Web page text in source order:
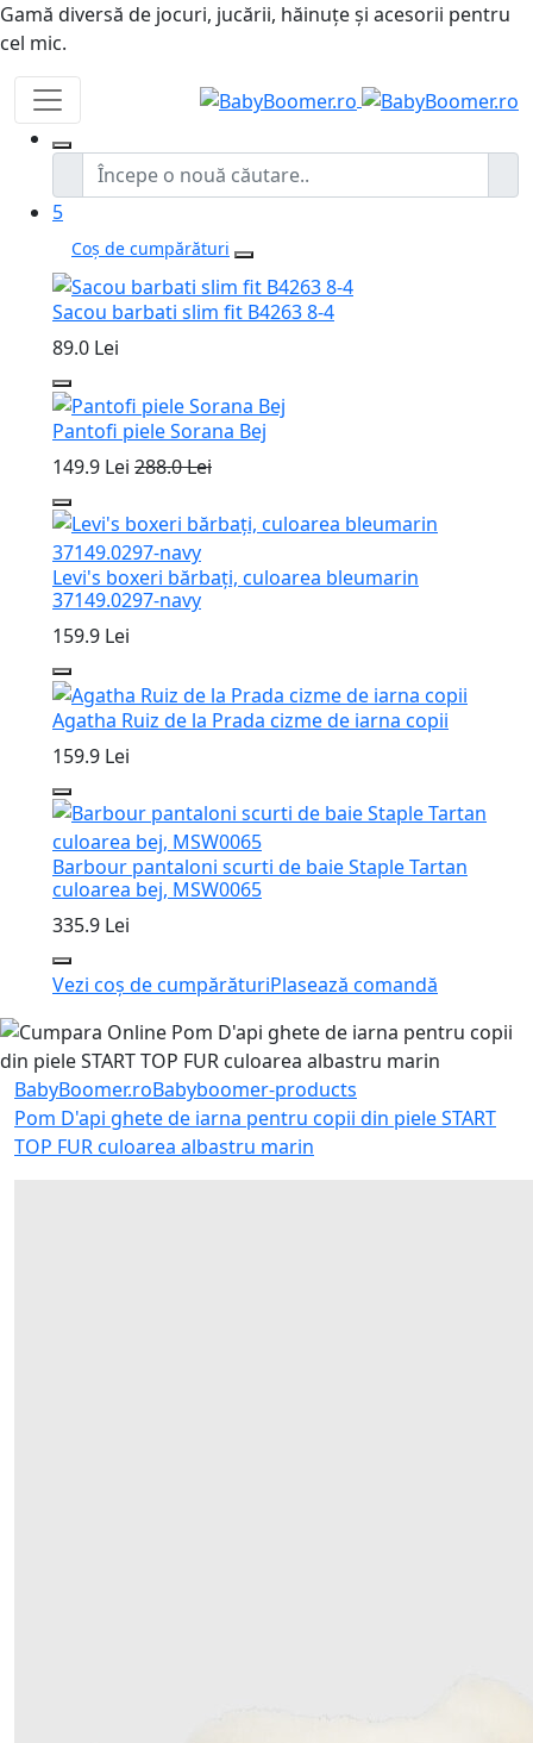
Gamă diversă de jocuri, jucării, hăinuțe și acesorii pentru
cel mic.
5
Coș de cumpărături
Sacou barbati slim fit B4263 8-4
89.0 Lei
Pantofi piele Sorana Bej
149.9 Lei 288.0 Lei
Levi's boxeri bărbați, culoarea bleumarin
37149.0297-navy
159.9 Lei
Agatha Ruiz de la Prada cizme de iarna copii
159.9 Lei
Barbour pantaloni scurti de baie Staple Tartan
culoarea bej, MSW0065
335.9 Lei
Vezi coș de cumpărăturiPlasează comandă
BabyBoomer.roBabyboomer-products
Pom D'api ghete de iarna pentru copii din piele START
TOP FUR culoarea albastru marin